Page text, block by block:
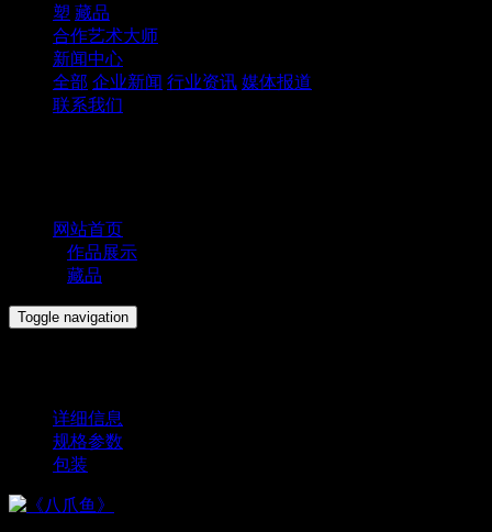
塑 藏品
合作艺术大师
新闻中心
全部 企业新闻 行业资讯 媒体报道
联系我们
网站首页
作品展示
藏品
Toggle navigation
详细信息
规格参数
包装